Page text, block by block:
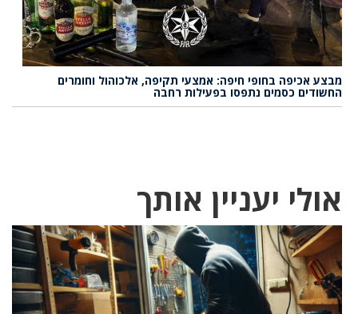
מבצע אכיפה בחופי חיפה: אמצעי תקיפה, אלכוהול וחומרים
החשודים כסמים נתפסו בפעילות רחבה
אולי יעניין אותך